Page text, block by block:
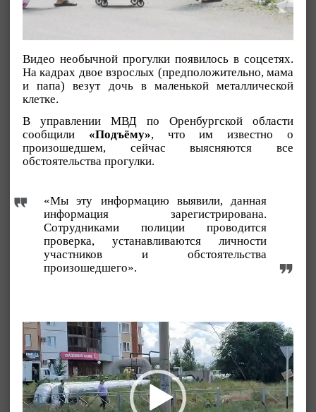
Видео необычной прогулки появилось в соцсетях.
На кадрах двое взрослых (предположительно, мама
и папа) везут дочь в маленькой металлической
клетке.
В управлении МВД по Оренбургской области
сообщили «Подъёму», что им известно о
произошедшем, сейчас выясняются все
обстоятельства прогулки.
«Мы эту информацию выявили, данная
информация зарегистрирована.
Сотрудниками полиции проводится
проверка, устанавливаются личности
участников и обстоятельства
произошедшего».
Видеоплеер